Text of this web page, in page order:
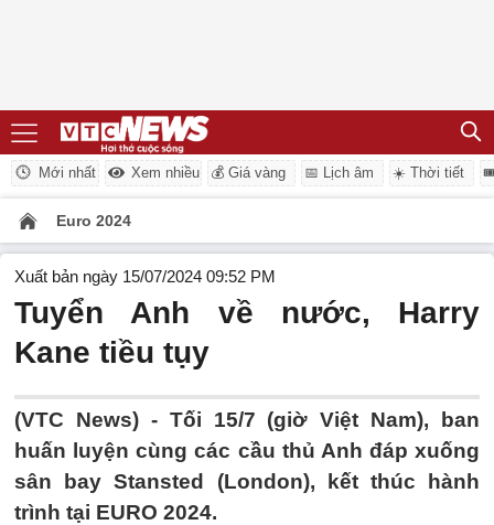
Mới nhất Xem nhiều 💰 Giá vàng 📅 Lịch âm ☀️ Thời tiết
Euro 2024
Xuất bản ngày 15/07/2024 09:52 PM
Tuyển Anh về nước, Harry
Kane tiều tụy
(VTC News) - Tối 15/7 (giờ Việt Nam), ban
huấn luyện cùng các cầu thủ Anh đáp xuống
sân bay Stansted (London), kết thúc hành
trình tại EURO 2024.